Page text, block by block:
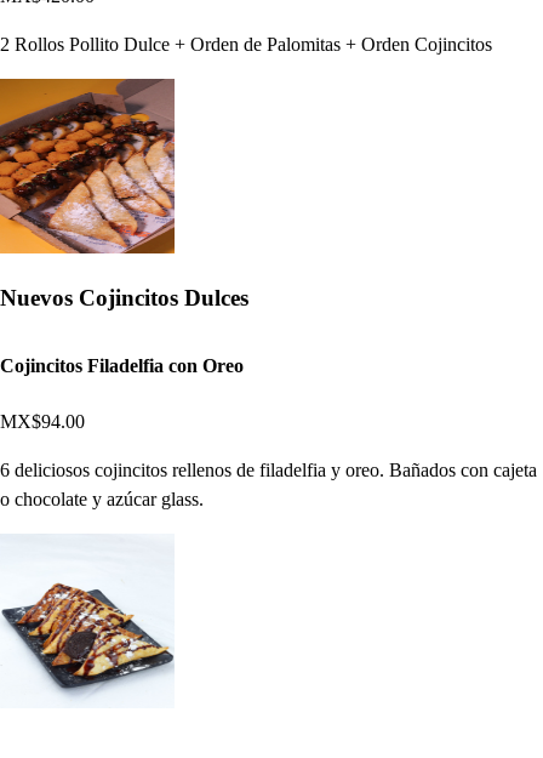
2 Rollos Pollito Dulce + Orden de Palomitas + Orden Cojincitos
Nuevos Cojincitos Dulces
Cojincitos Filadelfia con Oreo
MX$94.00
6 deliciosos cojincitos rellenos de filadelfia y oreo. Bañados con cajeta
o chocolate y azúcar glass.